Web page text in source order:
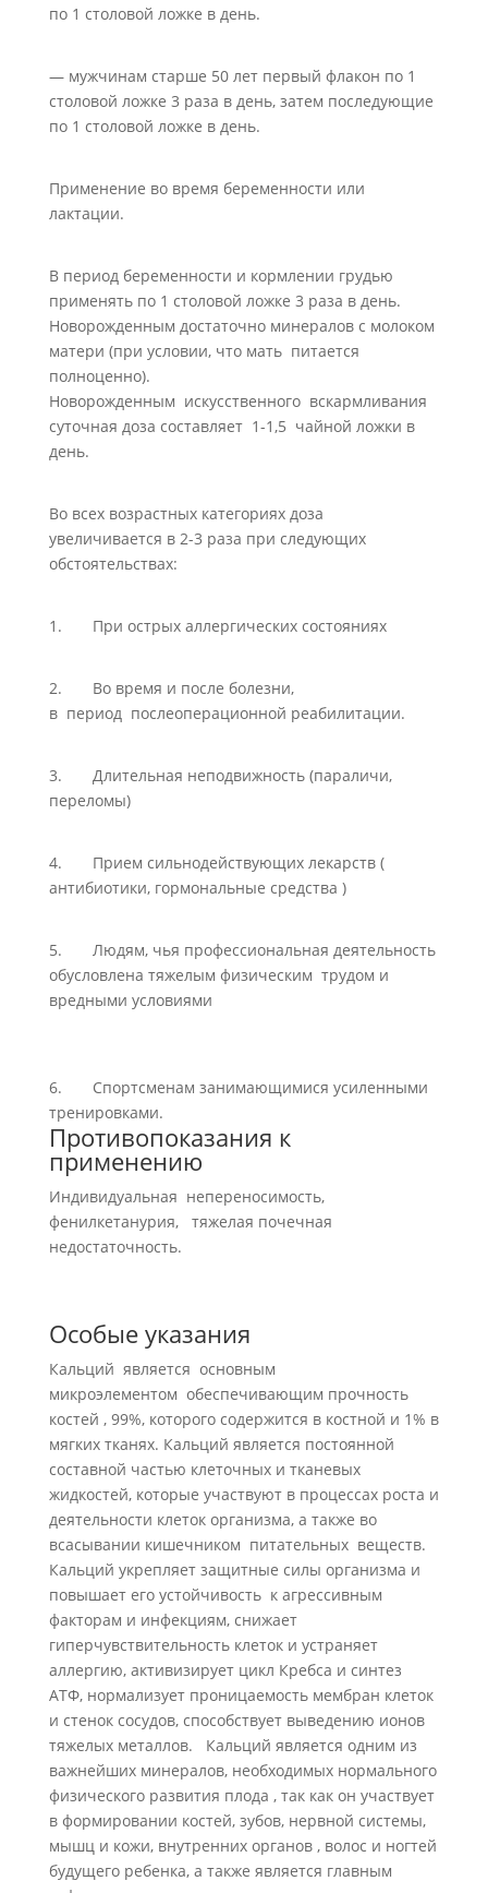
по 1 столовой ложке в день.
— мужчинам старше 50 лет первый флакон по 1
столовой ложке 3 раза в день, затем последующие
по 1 столовой ложке в день.
Применение во время беременности или
лактации.
В период беременности и кормлении грудью
применять по 1 столовой ложке 3 раза в день.
Новорожденным достаточно минералов с молоком
матери (при условии, что мать питается
полноценно).
Новорожденным искусственного вскармливания
суточная доза составляет 1-1,5 чайной ложки в
день.
Во всех возрастных категориях доза
увеличивается в 2-3 раза при следующих
обстоятельствах:
1. При острых аллергических состояниях
2. Во время и после болезни,
в период послеоперационной реабилитации.
3. Длительная неподвижность (параличи,
переломы)
4. Прием сильнодействующих лекарств (
антибиотики, гормональные средства )
5. Людям, чья профессиональная деятельность
обусловлена тяжелым физическим трудом и
вредными условиями
6. Спортсменам занимающимися усиленными
тренировками.
Противопоказания к
применению
Индивидуальная непереносимость,
фенилкетанурия, тяжелая почечная
недостаточность.
Особые указания
Кальций является основным
микроэлементом обеспечивающим прочность
костей , 99%, которого содержится в костной и 1% в
мягких тканях. Кальций является постоянной
составной частью клеточных и тканевых
жидкостей, которые участвуют в процессах роста и
деятельности клеток организма, а также во
всасывании кишечником питательных веществ.
Кальций укрепляет защитные силы организма и
повышает его устойчивость к агрессивным
факторам и инфекциям, снижает
гиперчувствительность клеток и устраняет
аллергию, активизирует цикл Кребса и синтез
АТФ, нормализует проницаемость мембран клеток
и стенок сосудов, способствует выведению ионов
тяжелых металлов. Кальций является одним из
важнейших минералов, необходимых нормального
физического развития плода , так как он участвует
в формировании костей, зубов, нервной системы,
мышц и кожи, внутренних органов , волос и ногтей
будущего ребенка, а также является главным